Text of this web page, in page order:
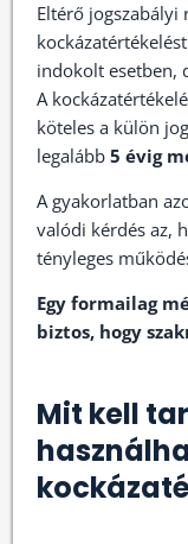
Eltérő jogszabályi
indokolt esetben,
A
köteles a külön
legalább 5 évig
A gyakorlatban
valódi kérdés az,
tényleges
Egy formailag
biztos, hogy
Mit kell